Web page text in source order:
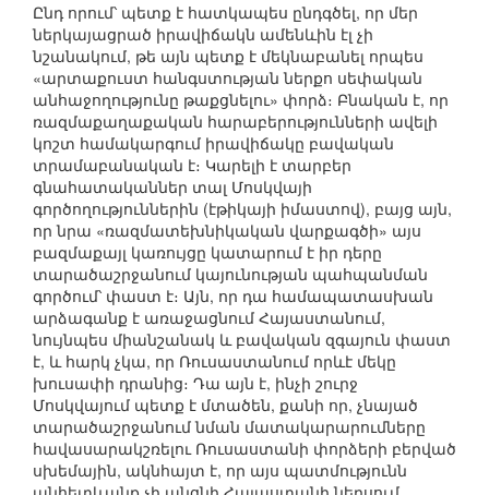
Ընդ որում՝ պետք է հատկապես ընդգծել, որ մեր
ներկայացրած իրավիճակն ամենևին էլ չի
նշանակում, թե այն պետք է մեկնաբանել որպես
«արտաքուստ հանգստության ներքո սեփական
անհաջողությունը թաքցնելու» փորձ։ Բնական է, որ
ռազմաքաղաքական հարաբերությունների ավելի
կոշտ համակարգում իրավիճակը բավական
տրամաբանական է։ Կարելի է տարբեր
գնահատականներ տալ Մոսկվայի
գործողություններին (էթիկայի իմաստով), բայց այն,
որ նրա «ռազմատեխնիկական վարքագծի» այս
բազմաքայլ կառույցը կատարում է իր դերը
տարածաշրջանում կայունության պահպանման
գործում՝ փաստ է։ Այն, որ դա համապատասխան
արձագանք է առաջացնում Հայաստանում,
նույնպես միանշանակ և բավական զգայուն փաստ
է, և հարկ չկա, որ Ռուսաստանում որևէ մեկը
խուսափի դրանից։ Դա այն է, ինչի շուրջ
Մոսկվայում պետք է մտածեն, քանի որ, չնայած
տարածաշրջանում նման մատակարարումները
հավասարակշռելու Ռուսաստանի փորձերի բերված
սխեմային, ակնհայտ է, որ այս պատմությունն